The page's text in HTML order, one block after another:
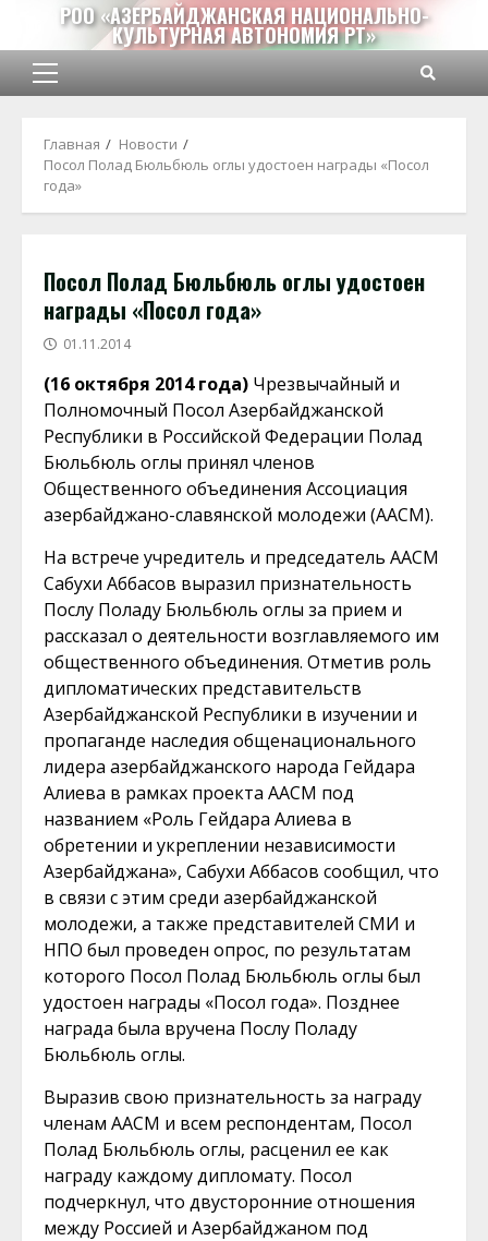
Перейти
содержимому
РОО «АЗЕРБАЙДЖАНСКАЯ НАЦИОНАЛЬНО-
КУЛЬТУРНАЯ АВТОНОМИЯ РТ»
Основное
Главная
Новости
Посол Полад Бюльбюль оглы удостоен награды «Посол
года»
Посол Полад Бюльбюль оглы удостоен
награды «Посол года»
01.11.2014
(16 октября 2014 года) Чрезвычайный и
Полномочный Посол Азербайджанской
Республики в Российской Федерации Полад
Бюльбюль оглы принял членов
Общественного объединения Ассоциация
азербайджано-славянской молодежи (ААСМ).
На встрече учредитель и председатель ААСМ
Сабухи Аббасов выразил признательность
Послу Поладу Бюльбюль оглы за прием и
рассказал о деятельности возглавляемого им
общественного объединения. Отметив роль
дипломатических представительств
Азербайджанской Республики в изучении и
пропаганде наследия общенационального
лидера азербайджанского народа Гейдара
Алиева в рамках проекта ААСМ под
названием «Роль Гейдара Алиева в
обретении и укреплении независимости
Азербайджана», Сабухи Аббасов сообщил, что
в связи с этим среди азербайджанской
молодежи, а также представителей СМИ и
НПО был проведен опрос, по результатам
которого Посол Полад Бюльбюль оглы был
удостоен награды «Посол года». Позднее
награда была вручена Послу Поладу
Бюльбюль оглы.
Выразив свою признательность за награду
членам ААСМ и всем респондентам, Посол
Полад Бюльбюль оглы, расценил ее как
награду каждому дипломату. Посол
подчеркнул, что двусторонние отношения
между Россией и Азербайджаном под